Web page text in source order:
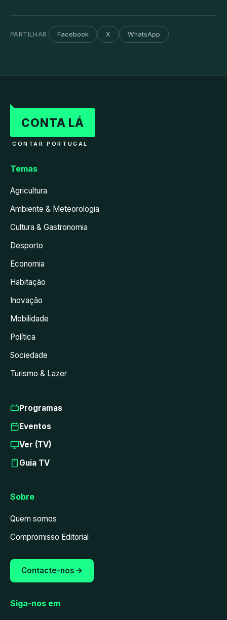
PARTILHAR Facebook X WhatsApp
CONTA LÁ
CONTAR PORTUGAL
Temas
Agricultura
Ambiente & Meteorologia
Cultura & Gastronomia
Desporto
Economia
Habitação
Inovação
Mobilidade
Política
Sociedade
Turismo & Lazer
Programas
Eventos
Ver (TV)
Guia TV
Sobre
Quem somos
Compromisso Editorial
Contacte-nos
Siga-nos em